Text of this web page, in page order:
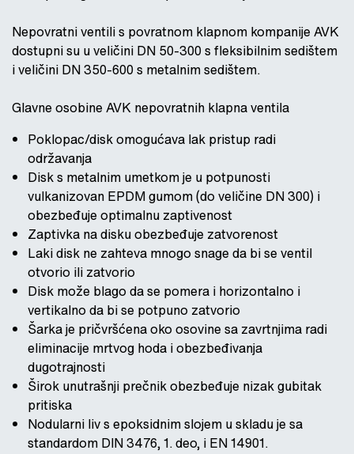
Nepovratni ventili s povratnom klapnom kompanije AVK
dostupni su u veličini DN 50-300 s fleksibilnim sedištem
i veličini DN 350-600 s metalnim sedištem.
Glavne osobine AVK nepovratnih klapna ventila
Poklopac/disk omogućava lak pristup radi
održavanja
Disk s metalnim umetkom je u potpunosti
vulkanizovan EPDM gumom (do veličine DN 300) i
obezbeđuje optimalnu zaptivenost
Zaptivka na disku obezbeđuje zatvorenost
Laki disk ne zahteva mnogo snage da bi se ventil
otvorio ili zatvorio
Disk može blago da se pomera i horizontalno i
vertikalno da bi se potpuno zatvorio
Šarka je pričvršćena oko osovine sa zavrtnjima radi
eliminacije mrtvog hoda i obezbeđivanja
dugotrajnosti
Širok unutrašnji prečnik obezbeđuje nizak gubitak
pritiska
Nodularni liv s epoksidnim slojem u skladu je sa
standardom DIN 3476, 1. deo, i EN 14901.